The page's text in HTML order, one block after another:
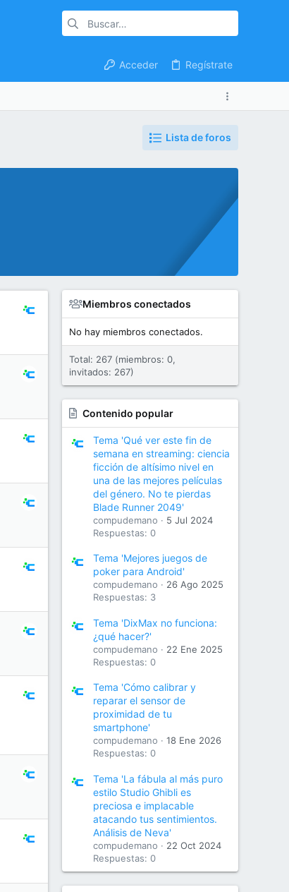
Acceder Regístrate
Lista de foros
Miembros conectados
No hay miembros conectados.
Total: 267 (miembros: 0,
invitados: 267)
Contenido popular
Tema 'Qué ver este fin de
semana en streaming: ciencia
ficción de altísimo nivel en
una de las mejores películas
del género. No te pierdas
Blade Runner 2049'
compudemano
5 Jul 2024
Respuestas: 0
Tema 'Mejores juegos de
poker para Android'
compudemano
26 Ago 2025
Respuestas: 3
Tema 'DixMax no funciona:
¿qué hacer?'
compudemano
22 Ene 2025
Respuestas: 0
Tema 'Cómo calibrar y
reparar el sensor de
proximidad de tu
smartphone'
compudemano
18 Ene 2026
Respuestas: 0
Tema 'La fábula al más puro
estilo Studio Ghibli es
preciosa e implacable
atacando tus sentimientos.
Análisis de Neva'
compudemano
22 Oct 2024
Respuestas: 0